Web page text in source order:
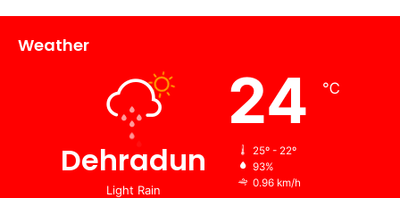
Weather
Dehradun
Light Rain
24 ℃
25º - 22º
93%
0.96 km/h